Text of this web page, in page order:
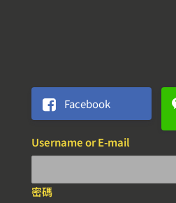
Facebook
Username or E-mail
密碼